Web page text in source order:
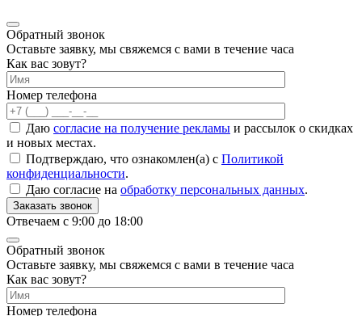
Обратный звонок
Оставьте заявку, мы свяжемся с вами в течение часа
Как вас зовут?
Номер телефона
Даю согласие на получение рекламы и рассылок о скидках
и новых местах.
Подтверждаю, что ознакомлен(а) с Политикой
конфиденциальности.
Даю согласие на обработку персональных данных.
Заказать звонок
Отвечаем с 9:00 до 18:00
Обратный звонок
Оставьте заявку, мы свяжемся с вами в течение часа
Как вас зовут?
Номер телефона